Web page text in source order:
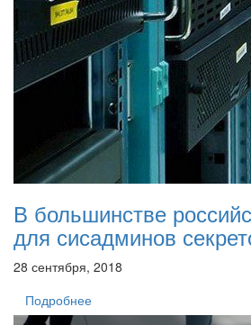
В большинстве
для сисадминов
28 сентября, 2018
Подробнее